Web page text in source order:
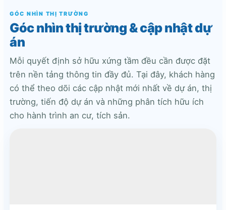
GÓC NHÌN THỊ TRƯỜNG
Góc nhìn thị trường & cập nhật dự
án
Mỗi quyết định sở hữu xứng tầm đều cần được đặt
trên nền tảng thông tin đầy đủ. Tại đây, khách hàng
có thể theo dõi các cập nhật mới nhất về dự án, thị
trường, tiến độ dự án và những phân tích hữu ích
cho hành trình an cư, tích sản.